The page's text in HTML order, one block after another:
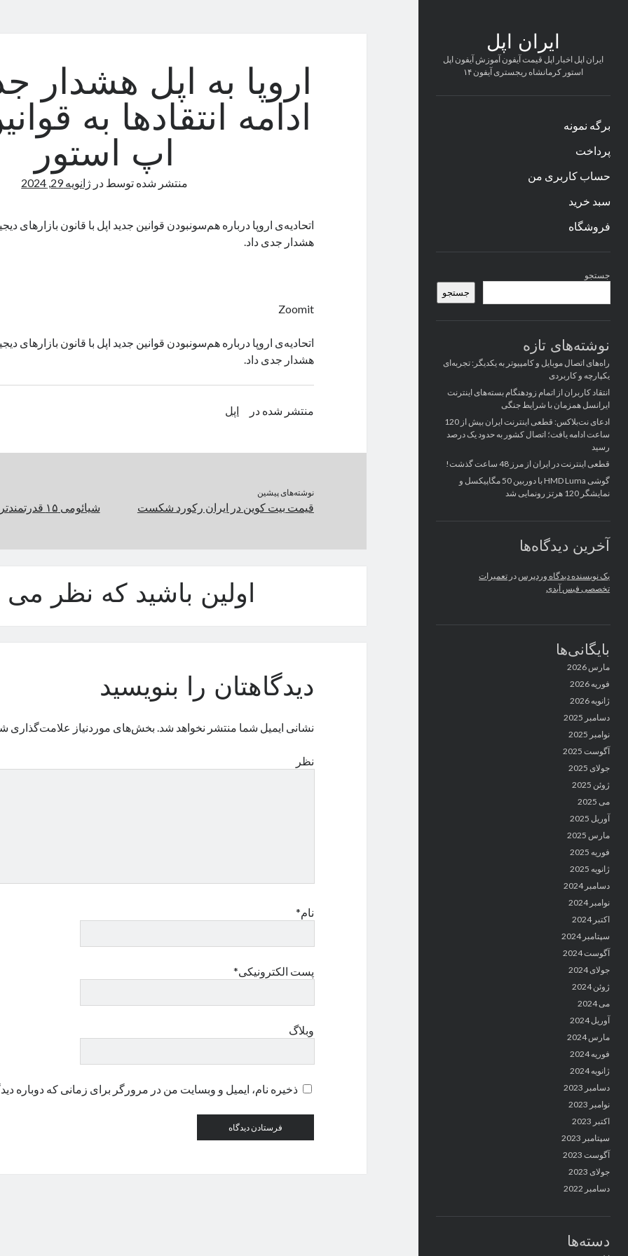
ایران اپل
ایران اپل اخبار اپل قیمت آیفون آموزش آیفون اپل
استور کرمانشاه ریجستری آیفون ۱۴
برگه نمونه
پرداخت
حساب کاربری من
سبد خرید
فروشگاه
کناری
جستجو
جستجو
نوشته‌های تازه
راه‌های اتصال موبایل و کامپیوتر به یکدیگر: تجربه‌ای
یکپارچه و کاربردی
انتقاد کاربران از اتمام زودهنگام بسته‌های اینترنت
ایرانسل همزمان با شرایط جنگی
ادعای نت‌بلاکس: قطعی اینترنت ایران بیش از 120
ساعت ادامه یافت؛ اتصال کشور به حدود یک درصد
رسید
قطعی اینترنت در ایران از مرز 48 ساعت گذشت!
گوشی HMD Luma با دوربین 50 مگاپیکسل و
نمایشگر 120 هرتز رونمایی شد
آخرین دیدگاه‌ها
یک نویسنده دیدگاه وردپرس در تعمیرات
تخصصی فیس آیدی
بایگانی‌ها
مارس 2026
فوریه 2026
ژانویه 2026
دسامبر 2025
نوامبر 2025
آگوست 2025
جولای 2025
ژوئن 2025
می 2025
آوریل 2025
مارس 2025
فوریه 2025
ژانویه 2025
دسامبر 2024
نوامبر 2024
اکتبر 2024
سپتامبر 2024
آگوست 2024
جولای 2024
ژوئن 2024
می 2024
آوریل 2024
مارس 2024
فوریه 2024
ژانویه 2024
دسامبر 2023
نوامبر 2023
اکتبر 2023
سپتامبر 2023
آگوست 2023
جولای 2023
دسامبر 2022
دسته‌ها
اروپا به اپل هشدار
ادامه انتقادها به
اپ استور
منتشر شده توسط در ژانویه 29, 2024
اتحادیه‌ی اروپا درباره هم‌سونبودن قوانین جدید اپل با قانون بازارهای
هشدار جدی داد.
Zoomit
اتحادیه‌ی اروپا درباره هم‌سونبودن قوانین جدید اپل با قانون بازارهای
هشدار جدی داد.
منتشر شده در اپل
نوشته‌های پیشین
قیمت بیت کوین در ایران رکورد شکست شیائومی ۱۵ قدرتمندترین گوشی دنیا خواهد بود
اولین باشید که نظر می
دیدگاهتان را بنویسید
نشانی ایمیل شما منتشر نخواهد شد. بخش‌های موردنیاز علامت‌گذاری
نظر
نام*
پست الکترونیکی*
وبلاگ
ذخیره نام، ایمیل و وبسایت من در مرورگر برای زمانی که دوباره